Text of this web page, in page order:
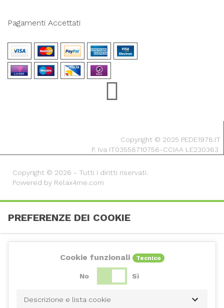
Pagamenti Accettati
Copyright © 2025 PEDE1978.IT
P. Iva IT03558710756-CCIAA LE230363
Copyright © 2026 - Tutti i diritti riservati.
Powered by Relax4me.com
PREFERENZE DEI COOKIE
Cookie funzionali Tecnico
No Sì
Descrizione e lista cookie